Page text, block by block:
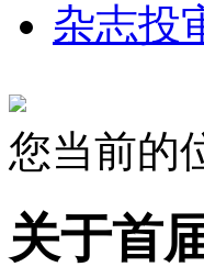
杂志投
您当前的
关于首